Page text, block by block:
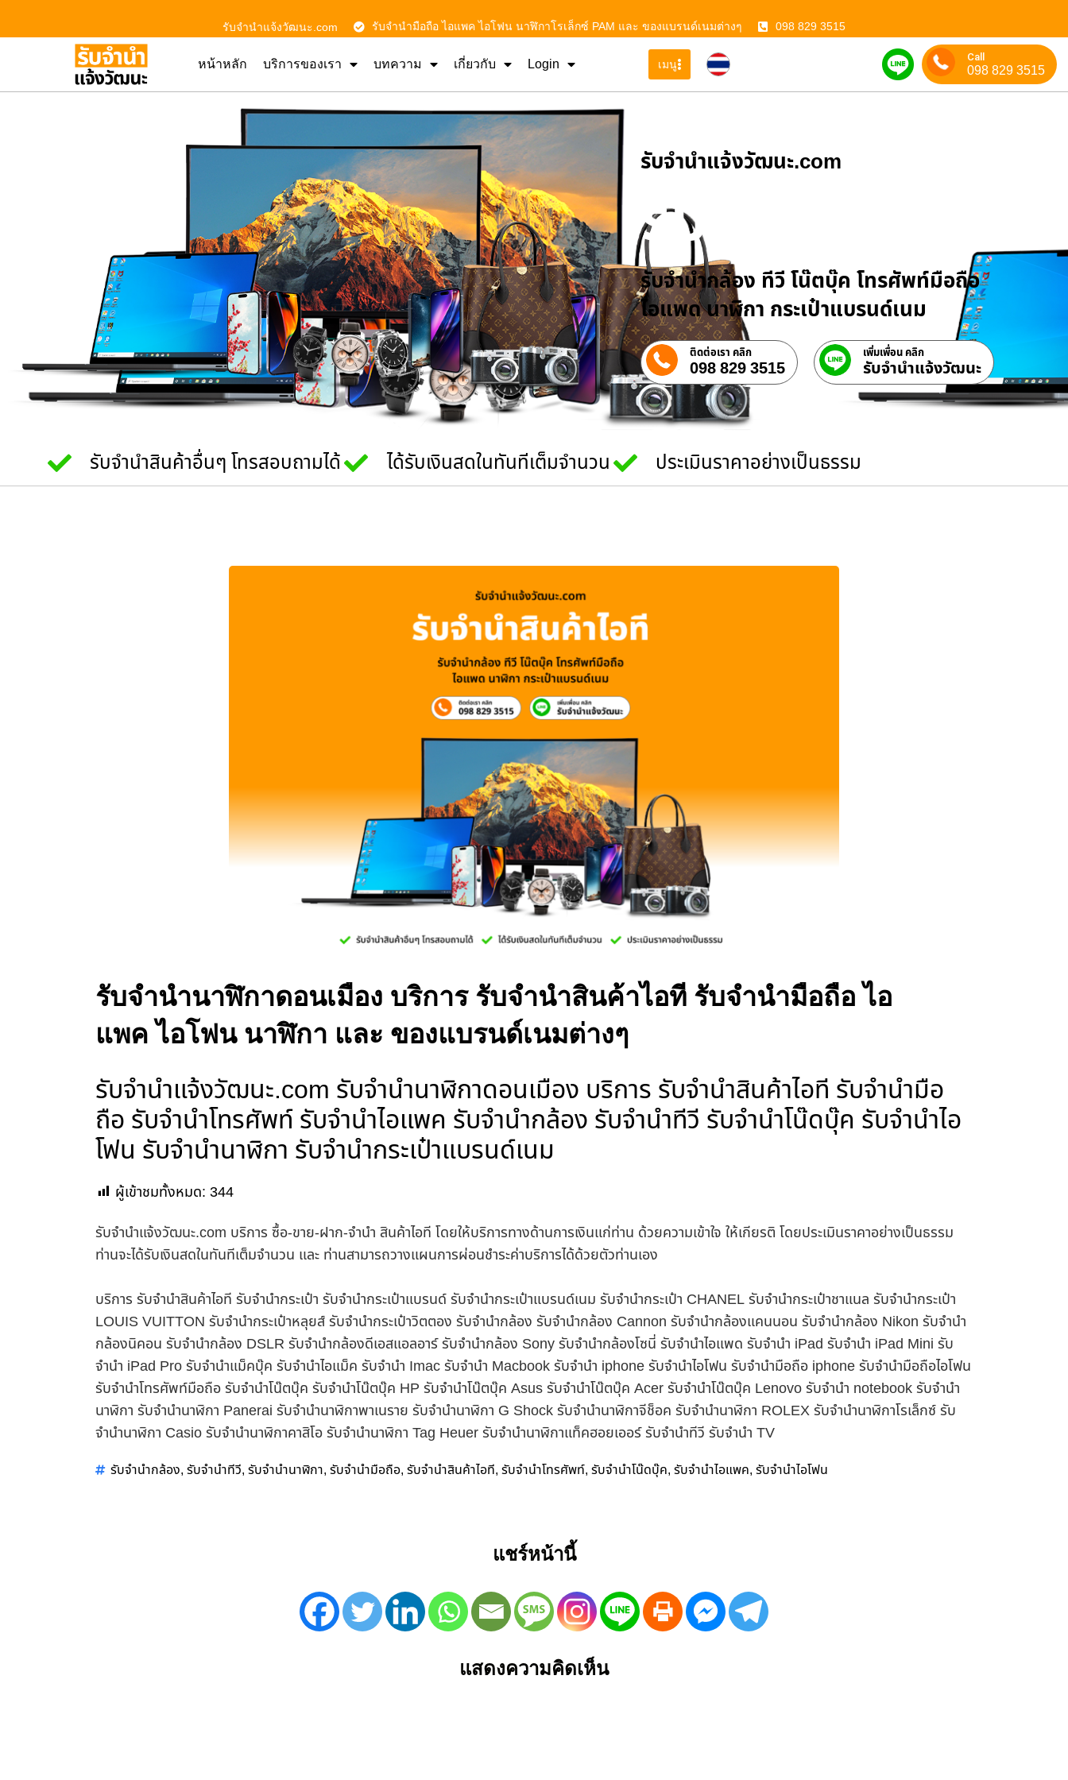
รับจํานําแจ้งวัฒนะ.com รับจำนำมือถือ ไอแพค ไอโฟน นาฬิกาโรเล็กซ์ PAM และ ของแบรนด์เนมต่างๆ 098 829 3515
หน้าหลัก บริการของเรา บทความ เกี่ยวกับ Login เมนู
Call
098 829 3515
รับจํานําแจ้งวัฒนะ.com
รับจำนำสินค้าไอที
รับจำนำกล้อง ทีวี โน๊ตบุ๊ค โทรศัพท์มือถือ
ไอแพด นาฬิกา กระเป๋าแบรนด์เนม
ติดต่อเรา คลิก
098 829 3515
เพิ่มเพื่อน คลิก
รับจํานําแจ้งวัฒนะ
รับจำนำสินค้าอื่นๆ โทรสอบถามได้ ได้รับเงินสดในทันทีเต็มจำนวน ประเมินราคาอย่างเป็นธรรม
รับจำนำนาฬิกาดอนเมือง บริการ รับจำนำสินค้าไอที รับจำนำมือถือ ไอ
แพค ไอโฟน นาฬิกา และ ของแบรนด์เนมต่างๆ
รับจํานําแจ้งวัฒนะ.com รับจำนำนาฬิกาดอนเมือง บริการ รับจำนำสินค้าไอที รับจำนำมือ
ถือ รับจำนำโทรศัพท์ รับจำนำไอแพค รับจำนำกล้อง รับจำนำทีวี รับจำนำโน๊ดบุ๊ค รับจำนำไอ
โฟน รับจำนำนาฬิกา รับจำนำกระเป๋าแบรนด์เนม
ผู้เข้าชมทั้งหมด: 344
รับจํานําแจ้งวัฒนะ.com บริการ ซื้อ-ขาย-ฝาก-จำนำ สินค้าไอที โดยให้บริการทางด้านการเงินแก่ท่าน ด้วยความเข้าใจ ให้เกียรติ โดยประเมินราคาอย่างเป็นธรรม
ท่านจะได้รับเงินสดในทันทีเต็มจำนวน และ ท่านสามารถวางแผนการผ่อนชำระค่าบริการได้ด้วยตัวท่านเอง
บริการ รับจำนำสินค้าไอที รับจำนำกระเป๋า รับจำนำกระเป๋าแบรนด์ รับจำนำกระเป๋าแบรนด์เนม รับจำนำกระเป๋า CHANEL รับจำนำกระเป๋าชาแนล รับจำนำกระเป๋า
LOUIS VUITTON รับจำนำกระเป๋าหลุยส์ รับจำนำกระเป๋าวิตตอง รับจำนำกล้อง รับจำนำกล้อง Cannon รับจำนำกล้องแคนนอน รับจำนำกล้อง Nikon รับจำนำ
กล้องนิคอน รับจำนำกล้อง DSLR รับจำนำกล้องดีเอสแอลอาร์ รับจำนำกล้อง Sony รับจำนำกล้องโซนี่ รับจำนำไอแพด รับจำนำ iPad รับจำนำ iPad Mini รับ
จำนำ iPad Pro รับจำนำแม็คบุ๊ค รับจำนำไอแม็ค รับจำนำ Imac รับจำนำ Macbook รับจำนำ iphone รับจำนำไอโฟน รับจำนำมือถือ iphone รับจำนำมือถือไอโฟน
รับจำนำโทรศัพท์มือถือ รับจำนำโน๊ตบุ๊ค รับจำนำโน๊ตบุ๊ค HP รับจำนำโน๊ตบุ๊ค Asus รับจำนำโน๊ตบุ๊ค Acer รับจำนำโน๊ตบุ๊ค Lenovo รับจำนำ notebook รับจำนำ
นาฬิกา รับจำนำนาฬิกา Panerai รับจำนำนาฬิกาพาเนราย รับจำนำนาฬิกา G Shock รับจำนำนาฬิกาจีช็อค รับจำนำนาฬิกา ROLEX รับจำนำนาฬิกาโรเล็กซ์ รับ
จำนำนาฬิกา Casio รับจำนำนาฬิกาคาสิโอ รับจำนำนาฬิกา Tag Heuer รับจำนำนาฬิกาแท็คฮอยเออร์ รับจำนำทีวี รับจำนำ TV
รับจำนำกล้อง, รับจำนำทีวี, รับจำนำนาฬิกา, รับจำนำมือถือ, รับจำนำสินค้าไอที, รับจำนำโทรศัพท์, รับจำนำโน๊ดบุ๊ค, รับจำนำไอแพค, รับจำนำไอโฟน
แชร์หน้านี้
แสดงความคิดเห็น